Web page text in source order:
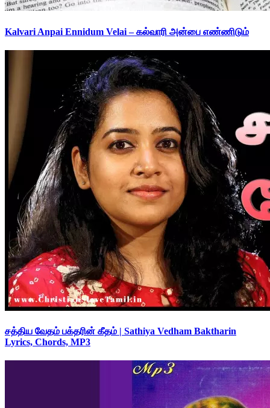
Kalvari Anpai Ennidum Velai – கல்வாரி அன்பை எண்ணிடும்
சத்திய வேதம் பக்தரின் கீதம் | Sathiya Vedham Baktharin
Lyrics, Chords, MP3